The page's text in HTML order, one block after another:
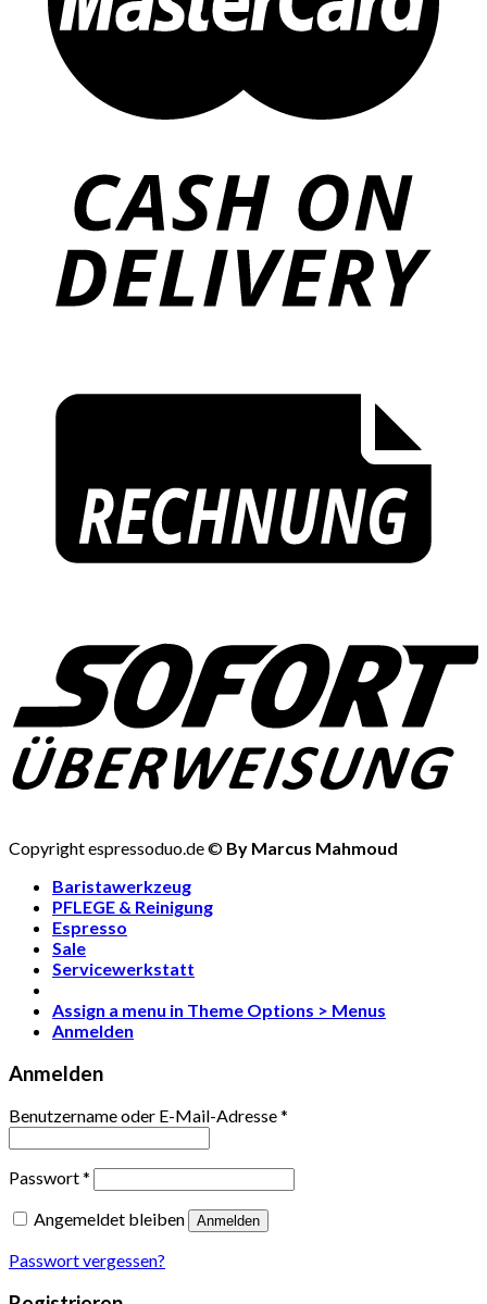
Copyright espressoduo.de © By Marcus Mahmoud
Baristawerkzeug
PFLEGE & Reinigung
Espresso
Sale
Servicewerkstatt
Assign a menu in Theme Options > Menus
Anmelden
Anmelden
Benutzername oder E-Mail-Adresse*
Passwort*
Angemeldet bleiben
Anmelden
Passwort vergessen?